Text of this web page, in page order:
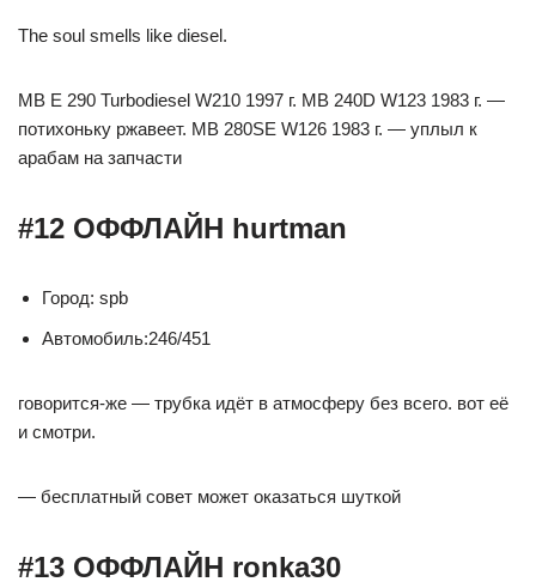
The soul smells like diesel.
MB E 290 Turbodiesel W210 1997 г. MB 240D W123 1983 г. —
потихоньку ржавеет. МВ 280SE W126 1983 г. — уплыл к
арабам на запчасти
#12 ОФФЛАЙН hurtman
Город: spb
Автомобиль:246/451
говорится-же — трубка идёт в атмосферу без всего. вот её
и смотри.
— бесплатный совет может оказаться шуткой
#13 ОФФЛАЙН ronka30